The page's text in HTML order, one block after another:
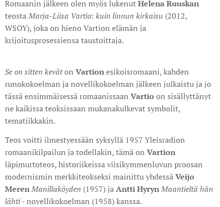
Romaanin jälkeen olen myös lukenutHelena Ruuskan
teostaMarja-Liisa Vartio: kuin linnun kirkaisu (2012,
WSOY), joka on hieno Vartion elämän ja
krijoitusprosessiensa taustoittaja.
Se on sitten keväton Vartionesikoisromaani, kahden
runokokoelman ja novellikokoelman jälkeen julkaistu ja jo
tässä ensimmäisessä romaanissaan Vartio on sisällyttänyt
ne kaikissa teoksissaan mukanakulkevat symbolit,
tematiikkakin.
Teos voitti ilmestyessään syksyllä 1957 Yleisradion
romaanikilpailun ja todellakin, tämä on Vartion
läpimurtoteos, historiikeissa viisikymmenluvun proosan
modernismin merkkiteokseksi mainittu yhdessäVeijo
MerenManillaköyden (1957) jaAntti HyrynMaantieltä hän
lähti- novellikokoelman (1958) kanssa.